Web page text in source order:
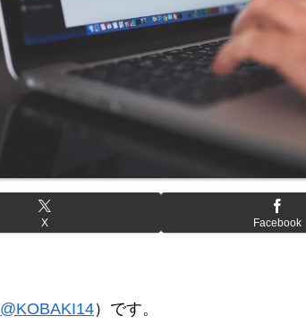
X Facebook
@KOBAKI14）です。